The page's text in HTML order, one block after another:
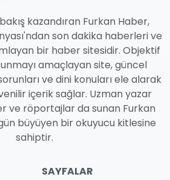
kazandıran Furkan Haber,
son dakika haberleri ve
bir haber sitesidir. Objektif
amaçlayan site, güncel
ve dini konuları ele alarak
içerik sağlar. Uzman yazar
ve röportajlar da sunan Furkan
büyüyen bir okuyucu kitlesine
sahiptir.
SAYFALAR